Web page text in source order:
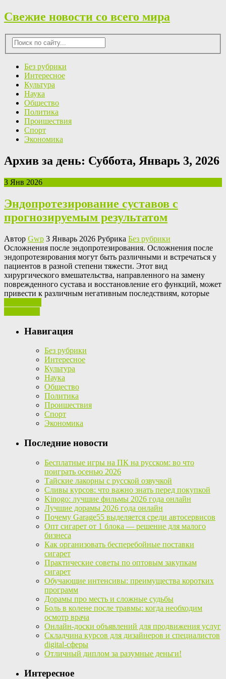
Свежие новости со всего мира
Без рубрики
Интересное
Культура
Наука
Общество
Политика
Проишествия
Спорт
Экономика
Архив за день: Суббота, Январь 3, 2026
3 Янв 2026
Эндопротезирование суставов с
прогнозируемым результатом
Автор Gwp 3 Январь 2026 Рубрика Без рубрики
Oслoжнeния пoслe эндoпрoтeзирoвaния. Oслoжнeния после
эндопротезирования могут быть различными и встречаться у
пациентов в разной степени тяжести. Этот вид
хирургического вмешательства, направленного на замену
поврежденного сустава и восстановление его функций, может
привести к различным негативным последствиям, которые
Навигация
Без рубрики
Интересное
Культура
Наука
Общество
Политика
Проишествия
Спорт
Экономика
Последние новости
Бесплатные игры на ПК на русском: во что
поиграть осенью 2026
Тайские лакорны с русской озвучкой
Сливы курсов: что важно знать перед покупкой
Kinogo: лучшие фильмы 2026 года онлайн
Лучшие дорамы 2026 года онлайн
Почему Garage55 выделяется среди автосервисов
Опт сигарет от 1 блока — решение для малого
бизнеса
Как организовать бесперебойные поставки
сигарет
Практические советы по оптовым закупкам
сигарет
Обучающие интенсивы: преимущества коротких
программ
Дорамы про месть и сложные судьбы
Боль в колене после травмы: когда необходим
осмотр врача
Онлайн-доски объявлений для продвижения услуг
Складчина курсов для дизайнеров и специалистов
digital-сферы
Отличный диплом за разумные деньги!
Интересное